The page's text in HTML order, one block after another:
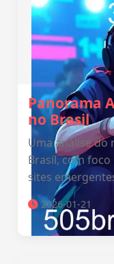
Panorama
no Brasil
Uma análise do
Brasil, com
sites
2026-01-21